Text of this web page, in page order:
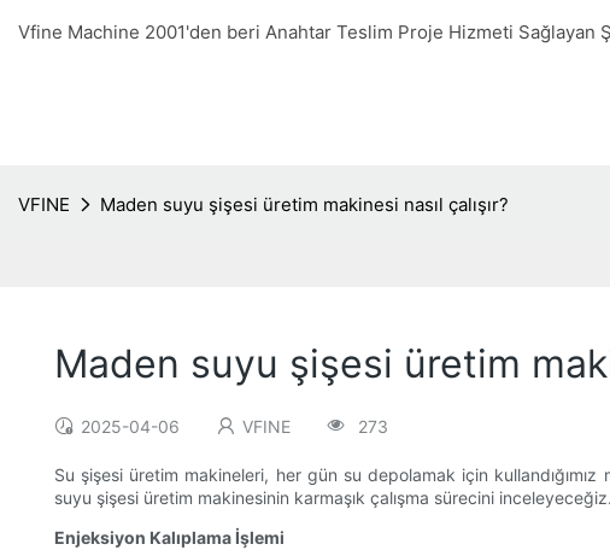
Vfine Machine 2001'den beri Anahtar Teslim Proje Hizmeti Sağlayan
VFINE Maden suyu şişesi üretim makinesi nasıl çalışır?
Maden suyu şişesi üretim
2025-04-06 VFINE 273
Su şişesi üretim makineleri, her gün su depolamak için
suyu şişesi üretim makinesinin karmaşık çalışma sürecini inceleyeceğiz.
Enjeksiyon Kalıplama İşlemi